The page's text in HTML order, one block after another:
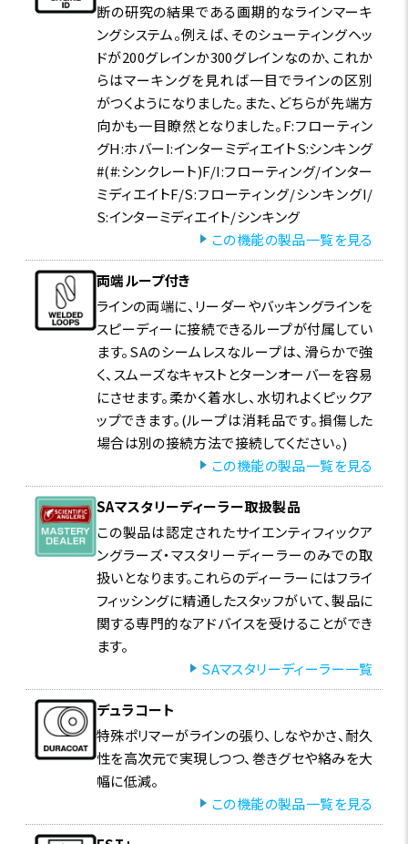
断の研究の結果である画期的なラインマーキ
ングシステム。例えば、そのシューティングヘッ
ドが200グレインか300グレインなのか、これか
らはマーキングを見れば一目でラインの区別
がつくようになりました。また、どちらが先端方
向かも一目瞭然となりました。F:フローティン
グH:ホバーI:インターミディエイトS:シンキング
#(#:シンクレート)F/I:フローティング/インター
ミディエイトF/S:フローティング/シンキングI/
S:インターミディエイト/シンキング
この機能の製品一覧を見る
両端ループ付き
ラインの両端に、リーダーやバッキングラインを
スピーディーに接続できるループが付属してい
ます。SAのシームレスなループは、滑らかで強
く、スムーズなキャストとターンオーバーを容易
にさせます。柔かく着水し、水切れよくピックア
ップできます。(ループは消耗品です。損傷した
場合は別の接続方法で接続してください。)
この機能の製品一覧を見る
SAマスタリーディーラー取扱製品
この製品は認定されたサイエンティフィックア
ングラーズ・マスタリーディーラーのみでの取
扱いとなります。これらのディーラーにはフライ
フィッシングに精通したスタッフがいて、製品に
関する専門的なアドバイスを受けることができ
ます。
SAマスタリーディーラー一覧
デュラコート
特殊ポリマーがラインの張り、しなやかさ、耐久
性を高次元で実現しつつ、巻きグセや絡みを大
幅に低減。
この機能の製品一覧を見る